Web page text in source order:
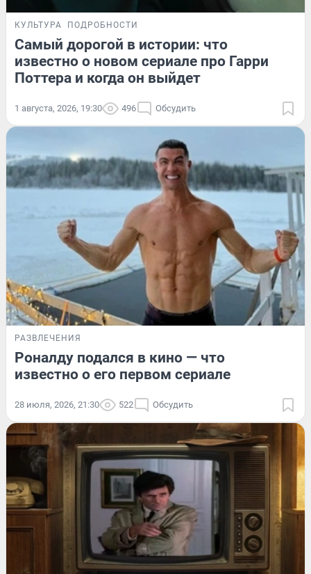
КУЛЬТУРА ПОДРОБНОСТИ
Самый дорогой в истории: что
известно о новом сериале про Гарри
Поттера и когда он выйдет
1 августа, 2026, 19:30 496 Обсудить
РАЗВЛЕЧЕНИЯ
Роналду подался в кино — что
известно о его первом сериале
28 июля, 2026, 21:30 522 Обсудить